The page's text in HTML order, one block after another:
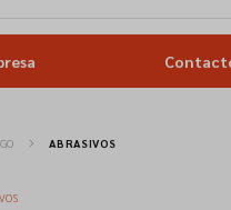
ABRASIVOS